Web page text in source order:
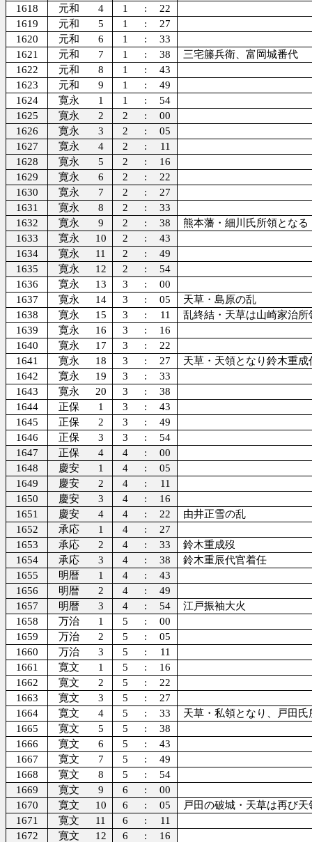
1618
元和 4 1 :
22
1619
元和 5 1 :
27
1620
元和 6 1 :
33
1621
元和 7 1 : 38
三宅籐兵衛、富岡城番代
1622
元和 8 1 :
43
1623
元和 9 1 :
49
1624
寛永 1 1 :
54
1625
寛永 2 2 :
00
1626
寛永 3 2 :
05
1627
寛永 4 2 :
11
1628
寛永 5 2 :
16
1629
寛永 6 2 :
22
1630
寛永 7 2 :
27
1631
寛永 8 2 :
33
1632
寛永 9 2 : 38
熊本藩・細川氏所領となる
1633
寛永 10 2 :
43
1634
寛永 11 2 :
49
1635
寛永 12 2 :
54
1636
寛永 13 3 :
00
1637
寛永 14 3 : 05
天草・島原の乱
1638
寛永 15 3 : 11
乱終結・天草は山崎家治所
1639
寛永 16 3 :
16
1640
寛永 17 3 :
22
1641
寛永 18 3 : 27
天草・天領となり鈴木重成
1642
寛永 19 3 :
33
1643
寛永 20 3 :
38
1644
正保 1 3 :
43
1645
正保 2 3 :
49
1646
正保 3 3 :
54
1647
正保 4 4 :
00
1648
慶安 1 4 :
05
1649
慶安 2 4 :
11
1650
慶安 3 4 :
16
1651
慶安 4 4 : 22
由井正雪の乱
1652
承応 1 4 :
27
1653
承応 2 4 : 33
鈴木重成歿
1654
承応 3 4 : 38
鈴木重辰代官着任
1655
明暦 1 4 :
43
1656
明暦 2 4 :
49
1657
明暦 3 4 : 54
江戸振袖大火
1658
万治 1 5 :
00
1659
万治 2 5 :
05
1660
万治 3 5 :
11
1661
寛文 1 5 :
16
1662
寛文 2 5 :
22
1663
寛文 3 5 :
27
1664
寛文 4 5 : 33
天草・私領となり、戸田氏
1665
寛文 5 5 :
38
1666
寛文 6 5 :
43
1667
寛文 7 5 :
49
1668
寛文 8 5 :
54
1669
寛文 9 6 :
00
1670
寛文 10 6 : 05
戸田の破城・天草は再び天
1671
寛文 11 6 :
11
1672
寛文 12 6 :
16